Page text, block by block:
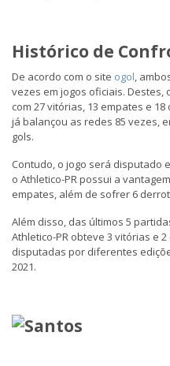
Histórico de
De acordo com o site ogol,
vezes em jogos oficiais. Destes,
com 27 vitórias, 13 empates e
já balançou as redes 85 vezes,
gols.
Contudo, o jogo será disputado
o Athletico-PR possui a
empates, além de sofrer 6
Além disso, das últimos 5
Athletico-PR obteve 3 vitórias e
disputadas por diferentes
2021.